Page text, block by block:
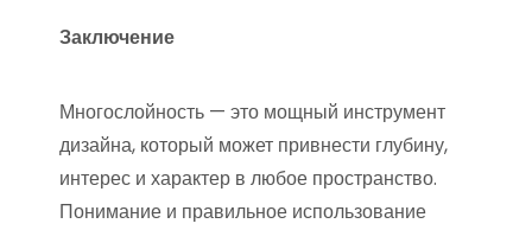
Заключение
Многослойность — это мощный инструмент
дизайна, который может привнести глубину,
интерес и характер в любое пространство.
Понимание и правильное использование